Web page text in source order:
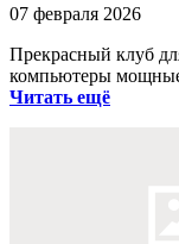
07 февраля 2026
Прекрасный клуб
компьютеры
Читать ещё